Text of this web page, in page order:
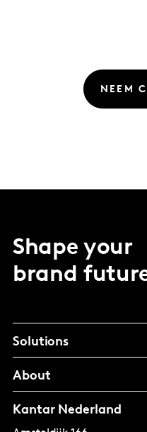
NEEM
Shape your
brand
Solutions
About
Kantar Nederland